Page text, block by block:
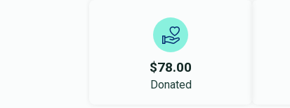
$78.00
Donated